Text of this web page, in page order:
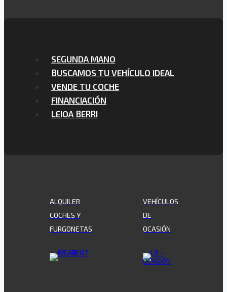
SEGUNDA MANO
BUSCAMOS TU VEHÍCULO IDEAL
VENDE TU COCHE
FINANCIACIÓN
LEIOA BERRI
ALQUILER
COCHES Y
FURGONETAS
VEHÍCULOS
DE
OCASIÓN